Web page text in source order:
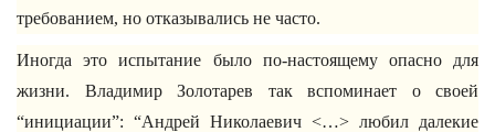
требованием, но отказывались не часто.
Иногда это испытание было по-настоящему опасно для
жизни. Владимир Золотарев так вспоминает о своей
“инициации”: “Андрей Николаевич <…> любил далекие